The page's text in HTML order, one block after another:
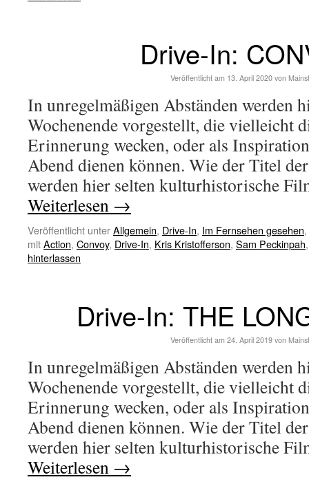
Drive-In:
Veröffentlicht am 13. April 2020 von
In unregelmäßigen Abständen werden
Wochenende vorgestellt, die vielleicht
Erinnerung wecken, oder als
Abend dienen können. Wie der Titel
werden hier selten kulturhistorische
Weiterlesen →
Veröffentlicht unterAllgemein, Drive-In, Im Fernsehen gesehen,
mitAction, Convoy, Drive-In, Kris Kristofferson, Sam Peckinpah
hinterlassen
Drive-In: THE
Veröffentlicht am 24. April 2019 von
In unregelmäßigen Abständen werden
Wochenende vorgestellt, die vielleicht
Erinnerung wecken, oder als
Abend dienen können. Wie der Titel
werden hier selten kulturhistorische
Weiterlesen →